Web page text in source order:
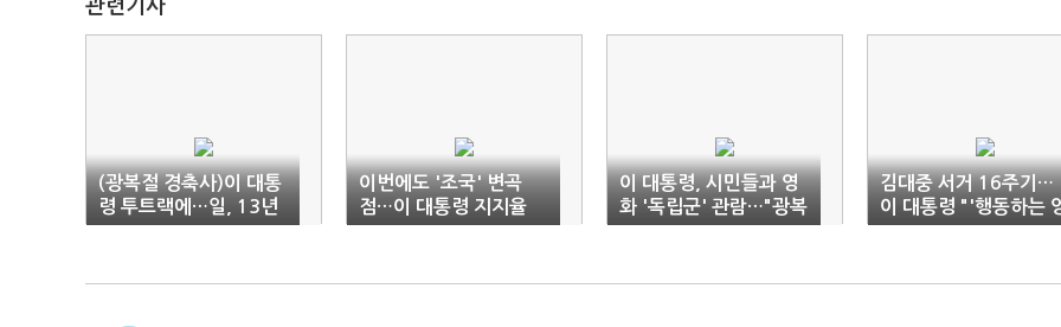
관련기사
(광복절 경축사)이 대통
령 투트랙에…일, 13년
만에 '반성'
이번에도 '조국' 변곡
점…이 대통령 지지율
잇단 '최저치'
이 대통령, 시민들과 영
화 '독립군' 관람…"광복
의미 다시 새기길"
김대중 서거 16주기…
이 대통령 "'행동하는
심' 믿고 나아가겠다"